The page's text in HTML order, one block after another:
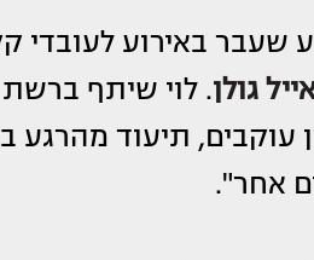
שעבר באירוע לעובדי
גולן. לוי שיתף ברשת
עוקבים, תיעוד מהרגע
אחר".